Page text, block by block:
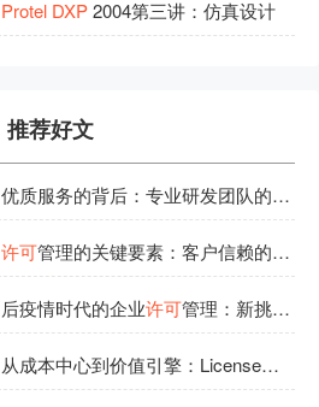
Protel DXP2004第三讲：仿真设计
推荐好文
优质服务的背后：专业研发团队的品质保证
许可管理的关键要素：客户信赖的选择标准
后疫情时代的企业许可管理：新挑战与新机遇
从成本中心到价值引擎：License
许可